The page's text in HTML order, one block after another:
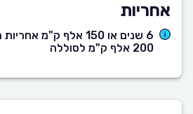
אחריות
200 אלף ק"מ לסוללה